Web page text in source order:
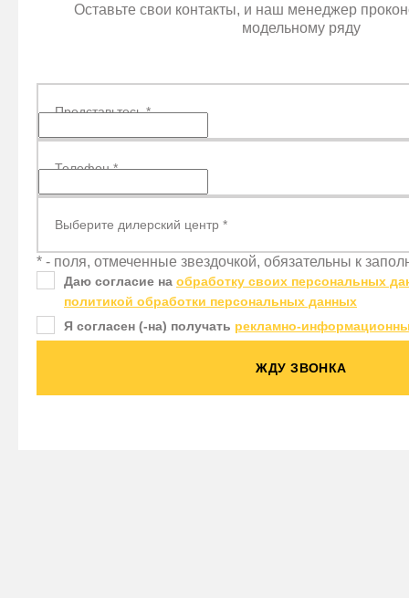
Оставьте свои контакты, и наш менеджер
модельному ряду
Представьтесь*
Телефон*
Выберите дилерский центр *
* - поля, отмеченные звездочкой, обязательны к
Даю согласие на обработку своих персональных
политикой обработки персональных данных
Я согласен (-на) получать рекламно-
ЖДУ ЗВОНКА